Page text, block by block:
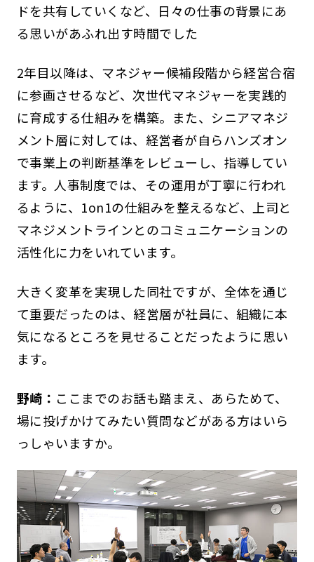
ドを共有していくなど、日々の仕事の背景にあ
る思いがあふれ出す時間でした
2年目以降は、マネジャー候補段階から経営合宿
に参画させるなど、次世代マネジャーを実践的
に育成する仕組みを構築。また、シニアマネジ
メント層に対しては、経営者が自らハンズオン
で事業上の判断基準をレビューし、指導してい
ます。人事制度では、その運用が丁寧に行われ
るように、1on1の仕組みを整えるなど、上司と
マネジメントラインとのコミュニケーションの
活性化に力をいれています。
大きく変革を実現した同社ですが、全体を通じ
て重要だったのは、経営層が社員に、組織に本
気になるところを見せることだったように思い
ます。
野崎： ここまでのお話も踏まえ、あらためて、
場に投げかけてみたい質問などがある方はいら
っしゃいますか。